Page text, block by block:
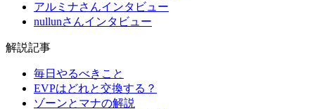
アルミナさんインタビュー
nullunさんインタビュー
解説記事
毎日やるべきこと
EVPはどれと交換する？
ゾーンとマナの解説